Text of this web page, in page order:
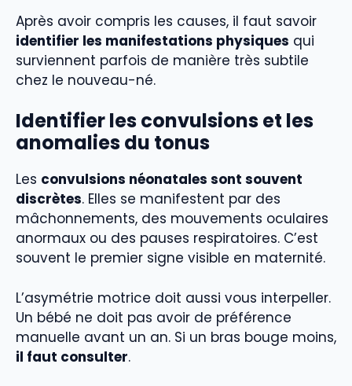
Après avoir compris les causes, il faut savoir
identifier les manifestations physiques qui
surviennent parfois de manière très subtile
chez le nouveau-né.
Identifier les convulsions et les
anomalies du tonus
Les convulsions néonatales sont souvent
discrètes. Elles se manifestent par des
mâchonnements, des mouvements oculaires
anormaux ou des pauses respiratoires. C’est
souvent le premier signe visible en maternité.
L’asymétrie motrice doit aussi vous interpeller.
Un bébé ne doit pas avoir de préférence
manuelle avant un an. Si un bras bouge moins,
il faut consulter.